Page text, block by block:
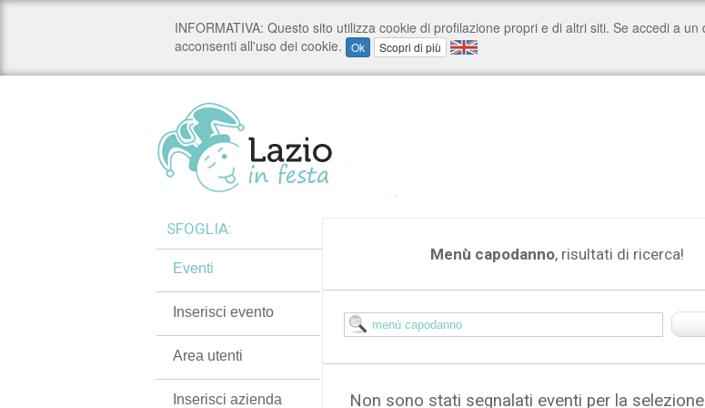
Menù capodanno, risultati di ricerca!
Non sono stati segnalati eventi per la selezione
SFOGLIA:
Eventi
Inserisci evento
Area utenti
Inserisci azienda